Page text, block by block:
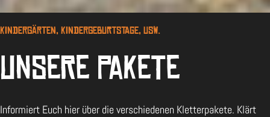
Kindergärten, Kindergeburtstage, usw.
Unsere Pakete
Informiert Euch hier über die verschiedenen Kletterpakete. Klärt